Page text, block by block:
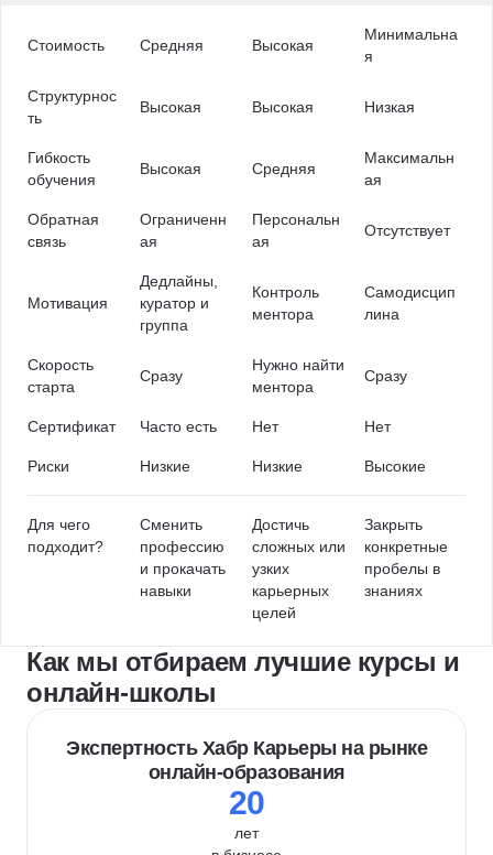
Стоимость Средняя Высокая
Минимальна
я
Структурнос
ть
Высокая Высокая Низкая
Гибкость
обучения
Высокая Средняя
Максимальн
ая
Обратная
связь
Ограниченн
ая
Персональн
ая
Отсутствует
Мотивация
Дедлайны,
куратор и
группа
Контроль
ментора
Самодисцип
лина
Скорость
старта
Сразу
Нужно найти
ментора
Сразу
Сертификат Часто есть Нет Нет
Риски Низкие Низкие Высокие
Для чего
подходит?
Сменить
профессию
и прокачать
навыки
Достичь
сложных или
узких
карьерных
целей
Закрыть
конкретные
пробелы в
знаниях
Как мы отбираем лучшие курсы и
онлайн-школы
Экспертность Хабр Карьеры на рынке
онлайн-образования
20
лет